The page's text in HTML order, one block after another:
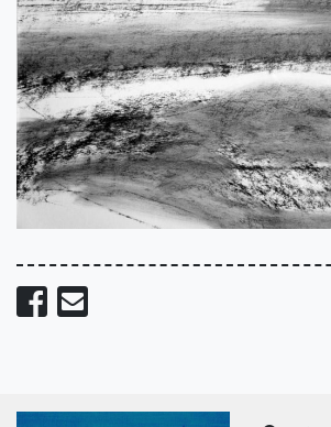
Share on Facebook